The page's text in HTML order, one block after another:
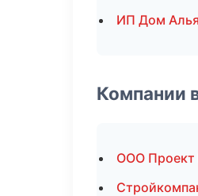
ИП Дом
Компании
ООО Проект